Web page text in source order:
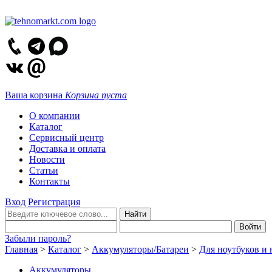
Ваша корзина Корзина пуста
О компании
Каталог
Сервисный центр
Доставка и оплата
Новости
Статьи
Контакты
Вход Регистрация
Забыли пароль?
Главная > Каталог > Аккумуляторы/Батареи > Для ноутбуков и
Аккумуляторы